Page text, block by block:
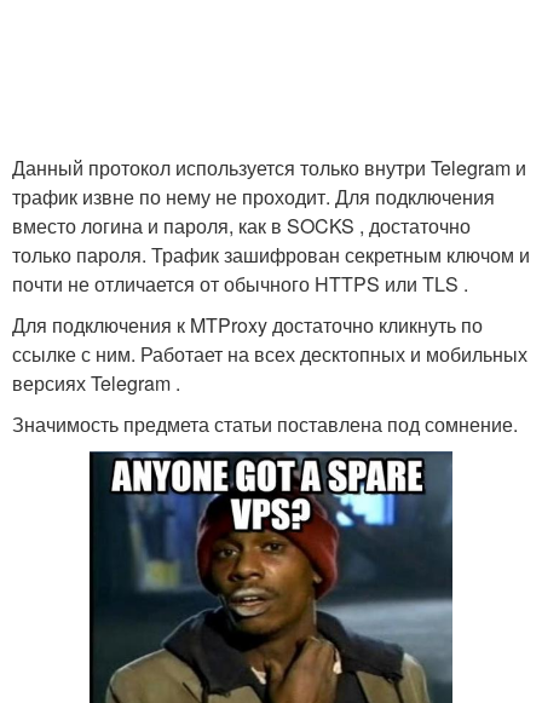
Данный протокол используется только внутри Telegram и
трафик извне по нему не проходит. Для подключения
вместо логина и пароля, как в SOCKS , достаточно
только пароля. Трафик зашифрован секретным ключом и
почти не отличается от обычного HTTPS или TLS .
Для подключения к MTProxy достаточно кликнуть по
ссылке с ним. Работает на всех десктопных и мобильных
версиях Telegram .
Значимость предмета статьи поставлена под сомнение.